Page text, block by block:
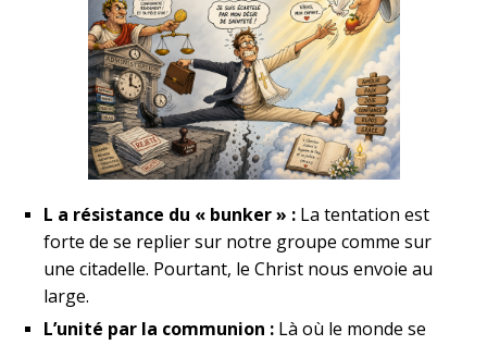
L a résistance du « bunker » : La tentation est
forte de se replier sur notre groupe comme sur
une citadelle. Pourtant, le Christ nous envoie au
large.
L’unité par la communion : Là où le monde se